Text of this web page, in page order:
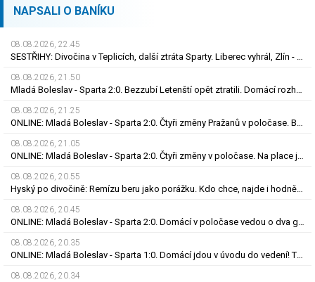
NAPSALI O BANÍKU
08.08.2026, 22.45
SESTŘIHY: Divočina v Teplicích, další ztráta Sparty. Liberec vyhrál, Zlín - Bohemians 0:2
08.08.2026, 21.50
Mladá Boleslav - Sparta 2:0. Bezzubí Letenští opět ztratili. Domácí rozhodli v první půli
08.08.2026, 21.25
ONLINE: Mladá Boleslav - Sparta 2:0. Čtyři změny Pražanů v poločase. Brunes trefil tyč
08.08.2026, 21.05
ONLINE: Mladá Boleslav - Sparta 2:0. Čtyři změny v poločase. Na place jsou Brunes i Karabec
08.08.2026, 20.55
Hyský po divočině: Remízu beru jako porážku. Kdo chce, najde i hodně pozitivních věcí
08.08.2026, 20.45
ONLINE: Mladá Boleslav - Sparta 2:0. Domácí v poločase vedou o dva góly! Letenští bez střely
08.08.2026, 20.35
ONLINE: Mladá Boleslav - Sparta 1:0. Domácí jdou v úvodu do vedení! Trefil se Šubert
08.08.2026, 20.34